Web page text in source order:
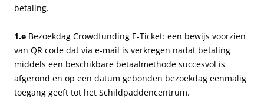
betaling.
1.e Bezoekdag Crowdfunding E-Ticket: een bewijs voorzien
van QR code dat via e-mail is verkregen nadat betaling
middels een beschikbare betaalmethode succesvol is
afgerond en op een datum gebonden bezoekdag eenmalig
toegang geeft tot het Schildpaddencentrum.